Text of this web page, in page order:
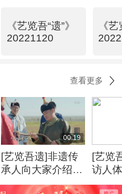
《艺览吾“遗”》
20221120
《
查看更多
00:19
[艺览吾遗]非遗传
承人向大家介绍弓
箭制作
[艺览
访人